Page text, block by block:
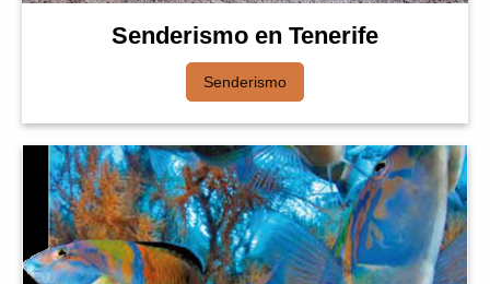
Senderismo en Tenerife
Senderismo